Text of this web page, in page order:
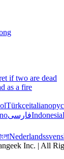
if two are dead
as a fire
Türkçeitaliano
فارسیIndonesia
Nederlands
Inc. | All